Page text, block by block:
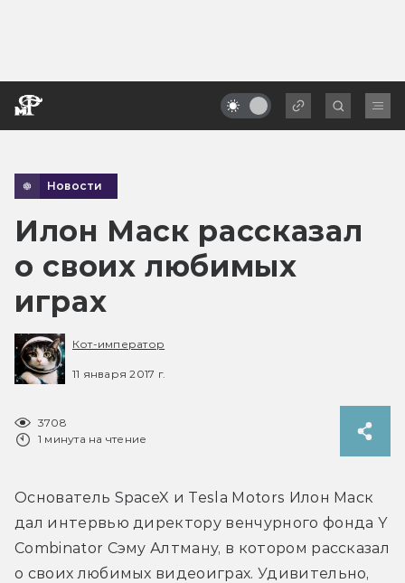
Новости
Илон Маск рассказал
о своих любимых
играх
Кот-император
11 января 2017 г.
3708
1 минута на чтение
Основатель SpaceX и Tesla Motors Илон Маск
дал интервью директору венчурного фонда Y
Combinator Сэму Алтману, в котором рассказал
о своих любимых видеоиграх. Удивительно,